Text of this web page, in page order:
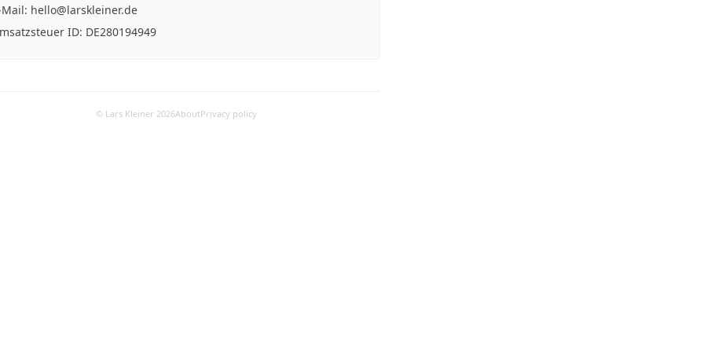
Mail: hello@larskleiner.de
ID: DE280194949
© Lars Kleiner 2026AboutPrivacy policy